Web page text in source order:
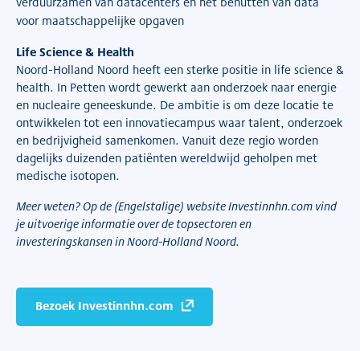
voor maatschappelijke opgaven
Life Science & Health
Noord-Holland Noord heeft een sterke positie in life science &
health. In Petten wordt gewerkt aan onderzoek naar energie
en nucleaire geneeskunde. De ambitie is om deze locatie te
ontwikkelen tot een innovatiecampus waar talent, onderzoek
en bedrijvigheid samenkomen. Vanuit deze regio worden
dagelijks duizenden patiënten wereldwijd geholpen met
medische isotopen.
Meer weten? Op de (Engelstalige) website Investinnhn.com vind
je uitvoerige informatie over de topsectoren en
investeringskansen in Noord-Holland Noord.
Bezoek Investinnhn.com